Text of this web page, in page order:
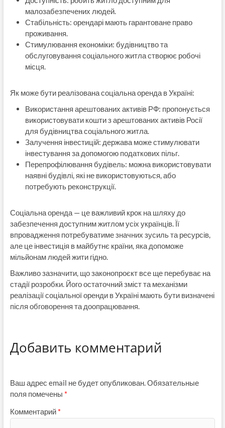
малозабезпечених людей.
Стабільність: орендарі мають гарантоване право
проживання.
Стимулювання економіки: будівництво та
обслуговування соціального житла створює робочі
місця.
Як може бути реалізована соціальна оренда в Україні:
Використання арештованих активів РФ: пропонується
використовувати кошти з арештованих активів Росії
для будівництва соціального житла.
Залучення інвестицій: держава може стимулювати
інвестування за допомогою податкових пільг.
Перепрофілювання будівель: можна використовувати
наявні будівлі, які не використовуються, або
потребують реконструкції.
Соціальна оренда — це важливий крок на шляху до
забезпечення доступним житлом усіх українців. Її
впровадження потребуватиме значних зусиль та ресурсів,
але це інвестиція в майбутнє країни, яка допоможе
мільйонам людей жити гідно.
Важливо зазначити, що законопроєкт все ще перебуває на
стадії розробки. Його остаточний зміст та механізми
реалізації соціальної оренди в Україні мають бути визначені
після обговорення та доопрацювання.
Добавить комментарий
Ваш адрес email не будет опубликован.Обязательные
поля помечены *
Комментарий *